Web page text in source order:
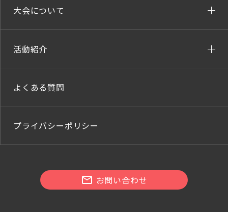
大会について
活動紹介
よくある質問
プライバシーポリシー
お問い合わせ